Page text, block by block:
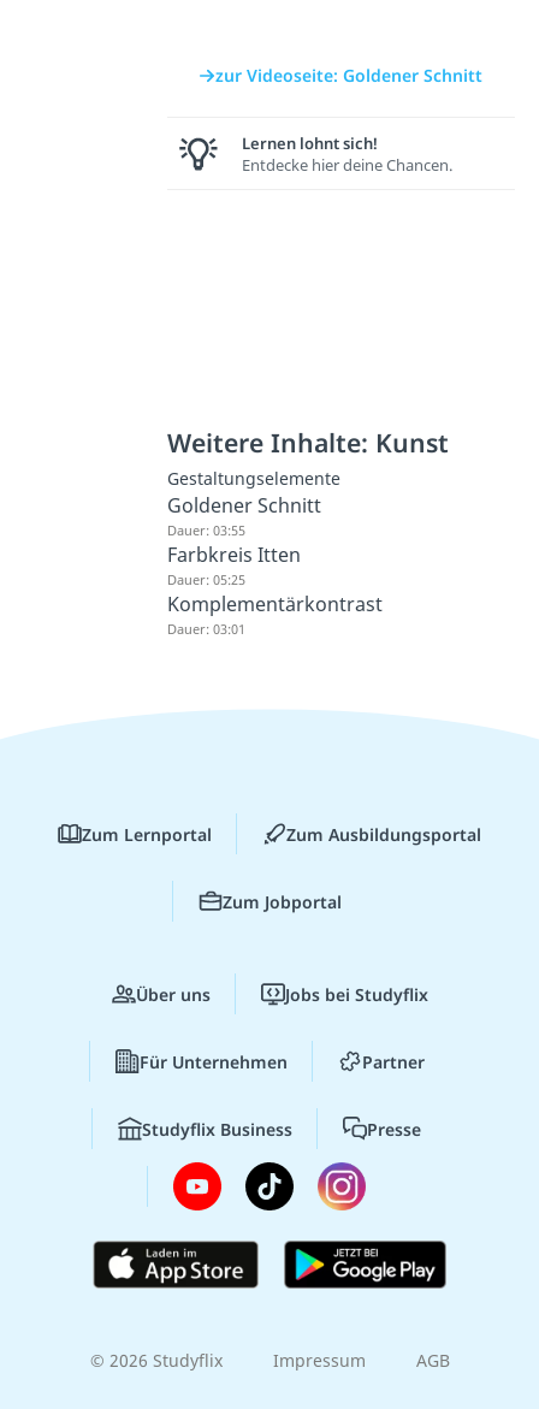
zur Videoseite: Goldener Schnitt
Lernen lohnt sich!
Entdecke hier deine Chancen.
Weitere Inhalte: Kunst
Gestaltungselemente
Goldener Schnitt
Dauer: 03:55
Farbkreis Itten
Dauer: 05:25
Komplementärkontrast
Dauer: 03:01
Zum Lernportal Zum Ausbildungsportal
Zum Jobportal
Über uns Jobs bei Studyflix
Für Unternehmen Partner
Studyflix Business Presse
© 2026 Studyflix Impressum AGB